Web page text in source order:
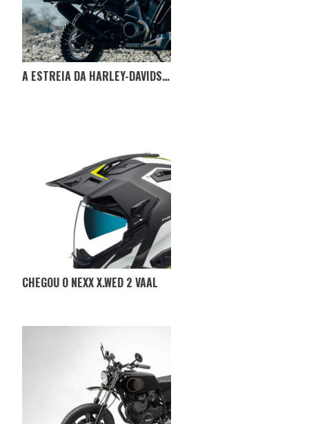
A ESTREIA DA HARLEY-DAVIDSON NO SEGMENTO TRAIL
CHEGOU O NEXX X.WED 2 VAAL